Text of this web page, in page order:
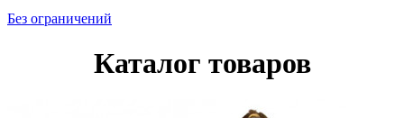
Без ограничений
Каталог товаров